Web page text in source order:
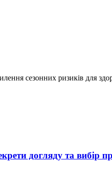
сезонних ризиків для
догляду та вибір